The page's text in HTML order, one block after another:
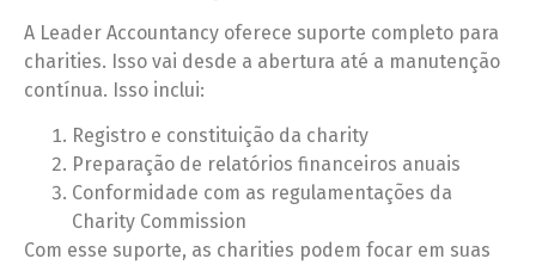
A Leader Accountancy oferece suporte completo para
charities. Isso vai desde a abertura até a manutenção
contínua. Isso inclui:
Registro e constituição da charity
Preparação de relatórios financeiros anuais
Conformidade com as regulamentações da
Charity Commission
Com esse suporte, as charities podem focar em suas